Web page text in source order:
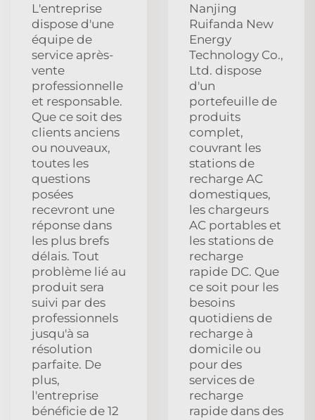
L'entreprise
dispose d'une
équipe de
service après-
vente
professionnelle
et responsable.
Que ce soit des
clients anciens
ou nouveaux,
toutes les
questions
posées
recevront une
réponse dans
les plus brefs
délais. Tout
problème lié au
produit sera
suivi par des
professionnels
jusqu'à sa
résolution
parfaite. De
plus,
l'entreprise
bénéficie de 12
Nanjing
Ruifanda New
Energy
Technology Co.,
Ltd. dispose
d'un
portefeuille de
produits
complet,
couvrant les
stations de
recharge AC
domestiques,
les chargeurs
AC portables et
les stations de
recharge
rapide DC. Que
ce soit pour les
besoins
quotidiens de
recharge à
domicile ou
pour des
services de
recharge
rapide dans des